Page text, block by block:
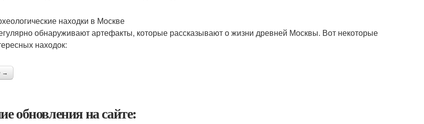
находки в Москве
обнаруживают артефакты, которые рассказывают о жизни древней Москвы. Вот некоторые
находок:
→
обновления на сайте: